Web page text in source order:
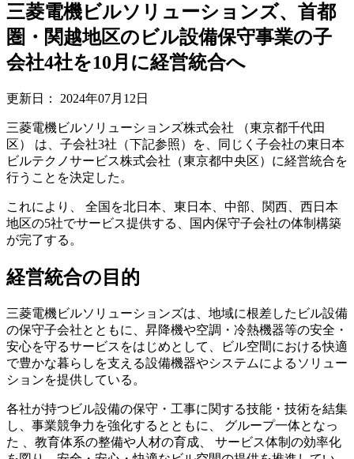
三菱電機ビルソリューションズ、首都
圏・関越地区のビル設備保守事業の子
会社4社を10月に経営統合へ
更新日： 2024年07月12日
三菱電機ビルソリューションズ株式会社 （東京都千代田
区） は、子会社3社（下記参照）を、同じく子会社の東日本
ビルテクノサービス株式会社（東京都中央区）に経営統合を
行うことを決定した。
これにより、 全国を北日本、東日本、中部、関西、西日本
地区の5社でサービス提供する、国内保守子会社の体制構築
が完了する。
経営統合の目的
三菱電機ビルソリューションズは、地域に根差したビル設備
の保守子会社とともに、昇降機や空調・冷熱機器等の安全・
安心を守るサービスをはじめとして、ビル空間における快適
で豊かな暮らしを支える設備機器やシステムによるソリュー
ションを提供している。
各社が持つビル設備の保守・工事に関する技能・技術を結集
し、事業競争力を強化するとともに、 グループ一体となっ
た 、教育体系の整備や人材の育成、 サービス体制の効率化